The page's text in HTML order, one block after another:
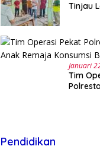
Tinjau
Januari
Tim
Pendidikan